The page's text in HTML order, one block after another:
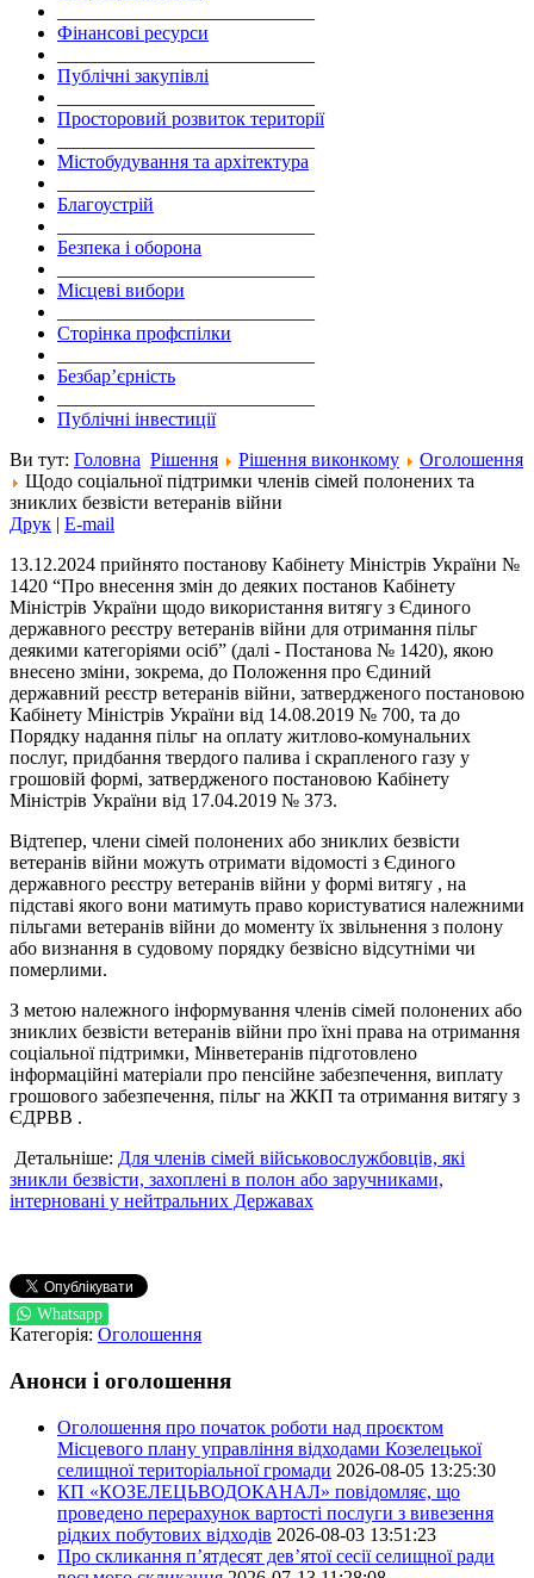
Фінансові ресурси
Публічні закупівлі
Просторовий розвиток території
Містобудування та архітектура
Благоустрій
Безпека і оборона
Місцеві вибори
Сторінка профспілки
Безбар’єрність
Публічні інвестиції
Ви тут: Головна Рішення Рішення виконкому
Оголошення
Щодо соціальної підтримки членів сімей полонених та
зниклих безвісти ветеранів війни
Друк | E-mail
13.12.2024 прийнято постанову Кабінету Міністрів України №
1420 “Про внесення змін до деяких постанов Кабінету
Міністрів України щодо використання витягу з Єдиного
державного реєстру ветеранів війни для отримання пільг
деякими категоріями осіб” (далі - Постанова № 1420), якою
внесено зміни, зокрема, до Положення про Єдиний
державний реєстр ветеранів війни, затвердженого постановою
Кабінету Міністрів України від 14.08.2019 № 700, та до
Порядку надання пільг на оплату житлово-комунальних
послуг, придбання твердого палива і скрапленого газу у
грошовій формі, затвердженого постановою Кабінету
Міністрів України від 17.04.2019 № 373.
Відтепер, члени сімей полонених або зниклих безвісти
ветеранів війни можуть отримати відомості з Єдиного
державного реєстру ветеранів війни у формі витягу , на
підставі якого вони матимуть право користуватися належними
пільгами ветеранів війни до моменту їх звільнення з полону
або визнання в судовому порядку безвісно відсутніми чи
померлими.
З метою належного інформування членів сімей полонених або
зниклих безвісти ветеранів війни про їхні права на отримання
соціальної підтримки, Мінветеранів підготовлено
інформаційні матеріали про пенсійне забезпечення, виплату
грошового забезпечення, пільг на ЖКП та отримання витягу з
ЄДРВВ .
Детальніше: Для членів сімей військовослужбовців, які
зникли безвісти, захоплені в полон або заручниками,
інтерновані у нейтральних Державах
Whatsapp
Категорія: Оголошення
Анонси і оголошення
Оголошення про початок роботи над проєктом
Місцевого плану управління відходами Козелецької
селищної територіальної громади 2026-08-05 13:25:30
КП «КОЗЕЛЕЦЬВОДОКАНАЛ» повідомляє, що
проведено перерахунок вартості послуги з вивезення
рідких побутових відходів 2026-08-03 13:51:23
Про скликання п’ятдесят дев’ятої сесії селищної ради